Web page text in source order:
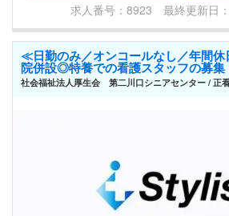
求人番号：8923 最終更新日
≪日勤のみ／オンコールなし／年間
院併設◎特養での看護スタッフの募集
社会福祉法人厚生会 第二川口シニアセンター / 正